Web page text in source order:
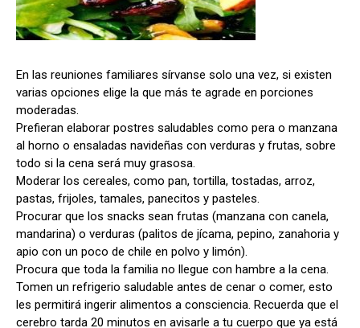
En las reuniones familiares sírvanse solo una vez, si existen
varias opciones elige la que más te agrade en porciones
moderadas.
Prefieran elaborar postres saludables como pera o manzana
al horno o ensaladas navideñas con verduras y frutas, sobre
todo si la cena será muy grasosa.
Moderar los cereales, como pan, tortilla, tostadas, arroz,
pastas, frijoles, tamales, panecitos y pasteles.
Procurar que los snacks sean frutas (manzana con canela,
mandarina) o verduras (palitos de jícama, pepino, zanahoria y
apio con un poco de chile en polvo y limón).
Procura que toda la familia no llegue con hambre a la cena.
Tomen un refrigerio saludable antes de cenar o comer, esto
les permitirá ingerir alimentos a consciencia. Recuerda que el
cerebro tarda 20 minutos en avisarle a tu cuerpo que ya está